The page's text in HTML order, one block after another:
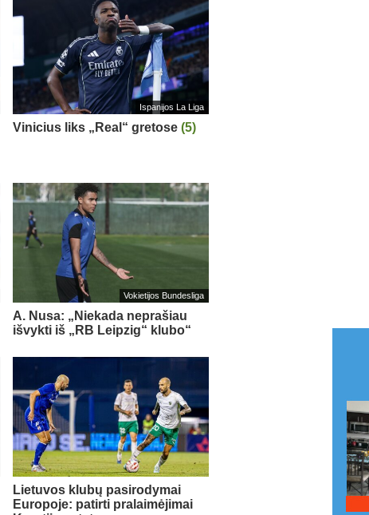
Ispanijos La Liga
Vinicius liks „Real“ gretose (5)
Vokietijos Bundesliga
A. Nusa: „Niekada neprašiau
išvykti iš „RB Leipzig“ klubo“
Lietuvos klubų pasirodymai
Europoje: patirti pralaimėjimai